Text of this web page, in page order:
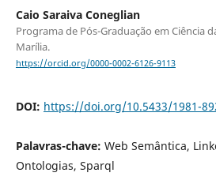
Caio Saraiva Coneglian
Programa de Pós-Graduação em Ciência
Marília.
https://orcid.org/0000-0002-6126-9113
DOI: https://doi.org/10.5433/1981-
Palavras-chave: Web Semântica,
Ontologias, Sparql